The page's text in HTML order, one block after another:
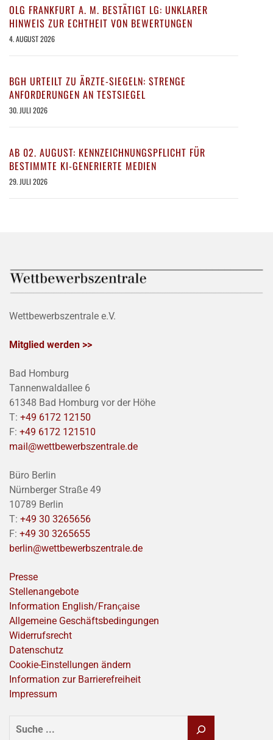
OLG FRANKFURT A. M. BESTÄTIGT LG: UNKLARER
HINWEIS ZUR ECHTHEIT VON BEWERTUNGEN
4. AUGUST 2026
BGH URTEILT ZU ÄRZTE-SIEGELN: STRENGE
ANFORDERUNGEN AN TESTSIEGEL
30. JULI 2026
AB 02. AUGUST: KENNZEICHNUNGSPFLICHT FÜR
BESTIMMTE KI-GENERIERTE MEDIEN
29. JULI 2026
Wettbewerbszentrale e.V.
Mitglied werden >>
Bad Homburg
Tannenwaldallee 6
61348 Bad Homburg vor der Höhe
T: +49 6172 12150
F: +49 6172 121510
mail@wettbewerbszentrale.de
Büro Berlin
Nürnberger Straße 49
10789 Berlin
T: +49 30 3265656
F: +49 30 3265655
berlin@wettbewerbszentrale.de
Presse
Stellenangebote
Information English/Franҫaise
Allgemeine Geschäftsbedingungen
Widerrufsrecht
Datenschutz
Cookie-Einstellungen ändern
Information zur Barrierefreiheit
Impressum
SUCHEN